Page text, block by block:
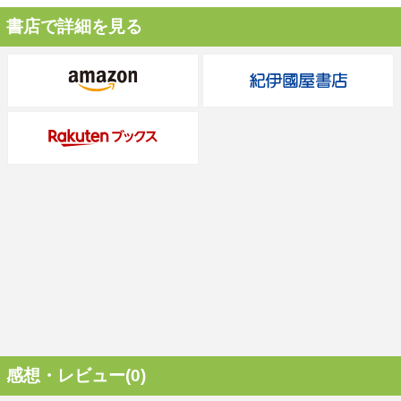
書店で詳細を見る
感想・レビュー(0)